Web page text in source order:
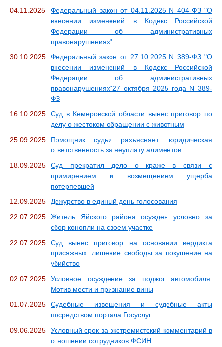
04.11.2025
Федеральный закон от 04.11.2025 N 404-ФЗ "О
внесении изменений в Кодекс Российской
Федерации об административных
правонарушениях"
30.10.2025
Федеральный закон от 27.10.2025 N 389-ФЗ "О
внесении изменений в Кодекс Российской
Федерации об административных
правонарушениях"27 октября 2025 года N 389-
ФЗ
16.10.2025
Суд в Кемеровской области вынес приговор по
делу о жестоком обращении с животным
25.09.2025
Помощник судьи разъясняет: юридическая
ответственность за неуплату алиментов
18.09.2025
Суд прекратил дело о краже в связи с
примирением и возмещением ущерба
потерпевшей
12.09.2025
Дежурство в единый день голосования
22.07.2025
Житель Яйского района осужден условно за
сбор конопли на своем участке
22.07.2025
Суд вынес приговор на основании вердикта
присяжных: лишение свободы за покушение на
убийство
02.07.2025
Условное осуждение за поджог автомобиля:
Мотив мести и признание вины
01.07.2025
Судебные извещения и судебные акты
посредством портала Госуслуг
09.06.2025
Условный срок за экстремистский комментарий в
отношении сотрудников ФСИН